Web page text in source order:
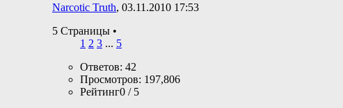
Narcotic Truth, 03.11.2010 17:53
5 Страницы •
1 2 3 ... 5
Ответов: 42
Просмотров: 197,806
Рейтинг0 / 5